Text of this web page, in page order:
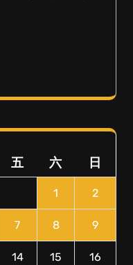
五 六 日
1 2
7 8 9
14 15 16